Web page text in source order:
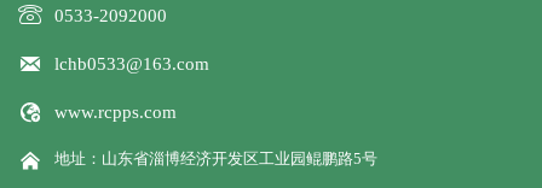
 0533-2092000
 lchb0533@163.com
 www.rcpps.com
 地址：山东省淄博经济开发区工业园鲲鹏路5号